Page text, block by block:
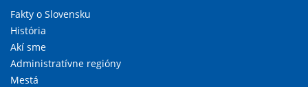
Fakty o Slovensku
História
Akí sme
Administratívne regióny
Mestá